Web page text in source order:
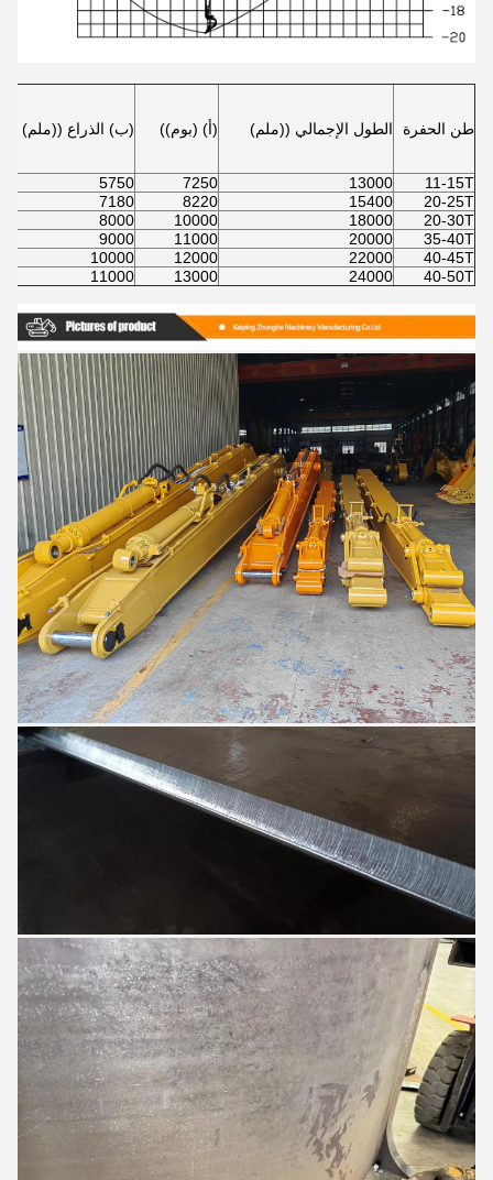
طن الحفرة الطول الإجمالي ((ملم) (أ) (بوم)) (ب) الذراع ((ملم)
11-15T
13000
7250
5750
20-25T
15400
8220
7180
20-30T
18000
10000
8000
35-40T
20000
11000
9000
40-45T
22000
12000
10000
40-50T
24000
13000
11000